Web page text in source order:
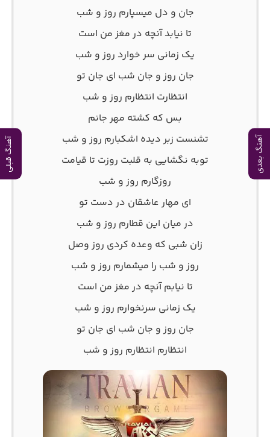
آهنگ بعدی آهنگ قبلی
جان و دل میسپارم روز و شب
تا نیابد آنچه در مغز من است
یک زمانی سر خوارد روز و شب
جان روز و جان شب ای جان تو
انتظارت انتظارم روز و شب
بس که کشته مهر جانم
تشنست زبر دیده اشکبارم روز و شب
توبه نگشایی به قلبت روزت تا قیامت
روزگارم روز و شب
ای مهار عاشقان در دست تو
در میان این قطارم روز و شب
زان شبی که وعده کردی روز وصل
روز و شب را میشمارم روز و شب
تا نیابم آنچه در مغز من است
یک زمانی سرنخوارم روز و شب
جان روز و جان شب ای جان تو
انتظارم انتظارم روز و شب